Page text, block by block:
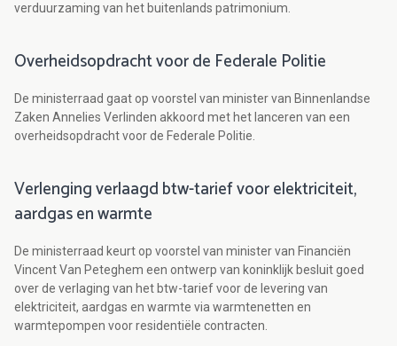
verduurzaming van het buitenlands patrimonium.
Overheidsopdracht voor de Federale Politie
De ministerraad gaat op voorstel van minister van Binnenlandse
Zaken Annelies Verlinden akkoord met het lanceren van een
overheidsopdracht voor de Federale Politie.
Verlenging verlaagd btw-tarief voor elektriciteit,
aardgas en warmte
De ministerraad keurt op voorstel van minister van Financiën
Vincent Van Peteghem een ontwerp van koninklijk besluit goed
over de verlaging van het btw-tarief voor de levering van
elektriciteit, aardgas en warmte via warmtenetten en
warmtepompen voor residentiële contracten.